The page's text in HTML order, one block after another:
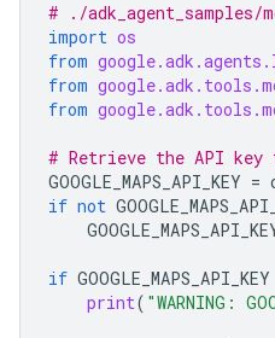
# ./adk_agent_samples/
import os
from
from
from
# Retrieve the API
GOOGLE_MAPS_API_KEY =
if not
if GOOGLE_MAPS_API_KEY
print( "WARNING: